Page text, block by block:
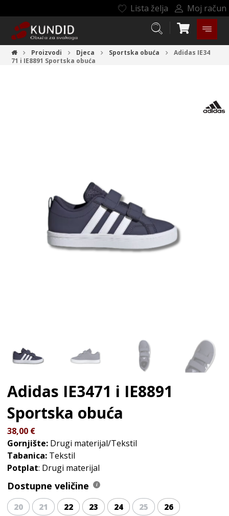
Lista želja Moj račun
Proizvodi Djeca Sportska obuća
Adidas IE34
71 i IE8891 Sportska obuća
Adidas IE3471 i IE8891
Sportska obuća
38,00 €
Gornjište: Drugi materijal/Tekstil
Tabanica: Tekstil
Potplat: Drugi materijal
Dostupne veličine
20 21 22 23 24 25
26